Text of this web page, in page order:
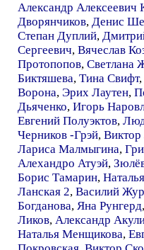
Александр Алексеевич
Дворянчиков, Денис
Степан Дуплий,
Сергеевич, Вячеслав
Протопопов, Светлана
Биктяшева, Тина Свифт,
Ворона, Эрих Лаутен,
Дьяченко, Игорь
Евгений Полуэктов,
Черников -Грэй,
Лариса Малмыгина,
Алехандро Атуэй,
Борис Тамарин,
Ланская 2, Василий
Богданова, Яна Рунгерд,
Ликов, Александр
Наталья Менщикова,